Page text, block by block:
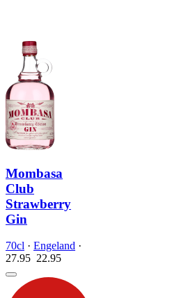
Mombasa
Club
Strawberry
Gin
70cl · Engeland ·
27.95 22.95